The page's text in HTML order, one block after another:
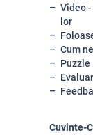
Video
lor
Cum
Puzzle
Cuvinte-